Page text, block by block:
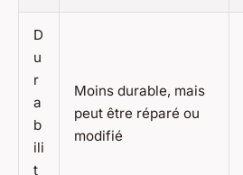
D
u
r
a
b
ili
t
Moins durable, mais
peut être réparé ou
modifié